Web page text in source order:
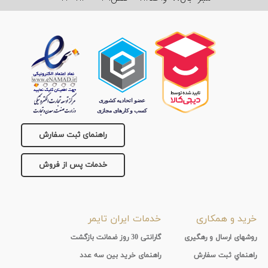
راهنمای ثبت سفارش
خدمات پس از فروش
خرید و همکاری
روشهای ارسال و رهگیری
راهنماي ثبت سفارش
خدمات ایران تایمر
گارانتی 30 روز ضمانت بازگشت
راهنمای خرید بین سه عدد